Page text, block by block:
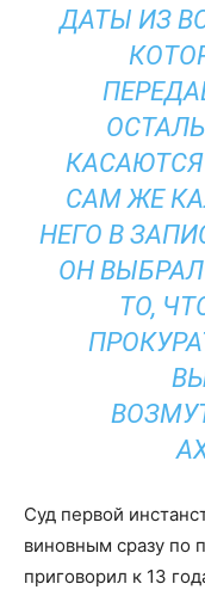
ДАТЫ ИЗ
САМ ЖЕ
НЕГО В
ОН ВЫБРАЛ
ТО,
Суд первой
виновным сразу по
приговорил к 13